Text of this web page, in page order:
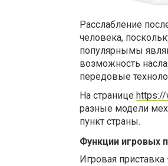
Расслабление
человека,
популярнымы
возможность
передовые
На странице https://
разные модели
пункт страны.
Функции игровых
Игровая приставка